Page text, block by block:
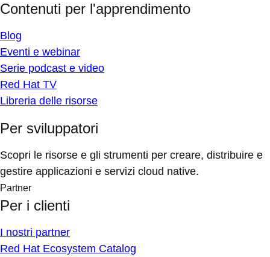
Contenuti per l'apprendimento
Blog
Eventi e webinar
Serie podcast e video
Red Hat TV
Libreria delle risorse
Per sviluppatori
Scopri le risorse e gli strumenti per creare, distribuire e
gestire applicazioni e servizi cloud native.
Partner
Per i clienti
I nostri partner
Red Hat Ecosystem Catalog